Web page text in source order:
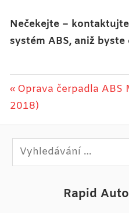
Nečekejte –
systém ABS, aniž
Navigace
pro
příspěvek
Previous
Post:
Oprava čerpadla
2018)
Rapid